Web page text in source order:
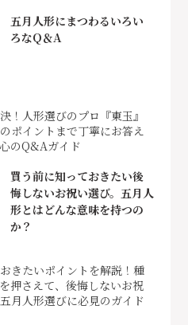
五月人形にまつわるいろい
ろなQ＆A
！人形選びのプロ『東玉』
ポイントまで丁寧にお答え
のQ&Aガイド
買う前に知っておきたい後
悔しないお祝い選び。五月人
形とはどんな意味を持つの
か？
きたいポイントを解説！種
押さえて、後悔しないお祝
月人形選びに必見のガイド